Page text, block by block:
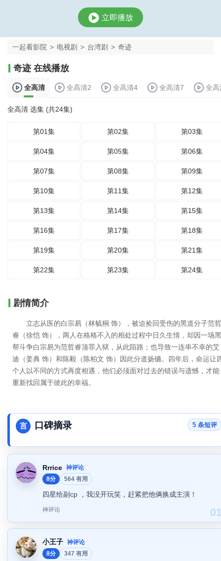
立即播放
一起看影院 > 电视剧 > 台湾剧 > 奇迹
奇迹 在线播放
全高清 全高清2 全高清4 全高清7 全高
全高清 选集 (共24集)
第01集 第02集 第03集
第04集 第05集 第06集
第07集 第08集 第09集
第10集 第11集 第12集
第13集 第14集 第15集
第16集 第17集 第18集
第19集 第20集 第21集
第22集 第23集 第24集
剧情简介
立志从医的白宗易（林毓桐 饰），被迫捡回受伤的黑道分子范哲
睿（徐恺 饰），两人在格格不入的相处过程中日久生情，却因一场黑
帮斗争白宗易为范哲睿顶罪入狱，从此陌路；也导致一连串不幸的艾
迪（姜典 饰）和陈毅（陈柏文 饰）因此分道扬镳。四年后，命运让
个人以不同的方式再度相遇，他们必须面对过去的错误与遗憾，才能
重新找回属于彼此的幸福。
言 口碑摘录 5 条短评
Rrrice 神评论
8分
564 有用
四星给副cp ，我没开玩笑，赶紧把他俩换成主演！
神评论
小王子 神评论
8分
347 有用